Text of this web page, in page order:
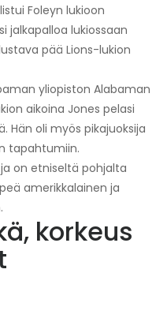
Foleyn lukioon
jalkapalloa lukiossaan
pää Lions-lukion
yliopiston Alabaman
aikoina Jones pelasi
Hän oli myös pikajuoksija
tapahtumiin.
on etniseltä pohjalta
amerikkalainen ja
korkeus